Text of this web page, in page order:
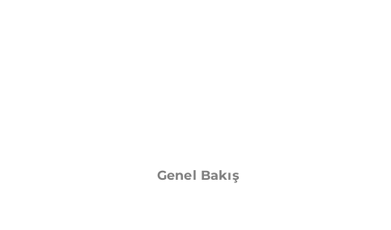
Genel Bakış